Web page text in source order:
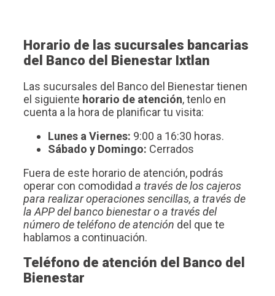
Horario de las sucursales bancarias
del Banco del Bienestar Ixtlan
Las sucursales del Banco del Bienestar tienen
el siguiente horario de atención, tenlo en
cuenta a la hora de planificar tu visita:
Lunes a Viernes: 9:00 a 16:30 horas.
Sábado y Domingo: Cerrados
Fuera de este horario de atención, podrás
operar con comodidad a través de los cajeros
para realizar operaciones sencillas, a través de
la APP del banco bienestar o a través del
número de teléfono de atención del que te
hablamos a continuación.
Teléfono de atención del Banco del
Bienestar